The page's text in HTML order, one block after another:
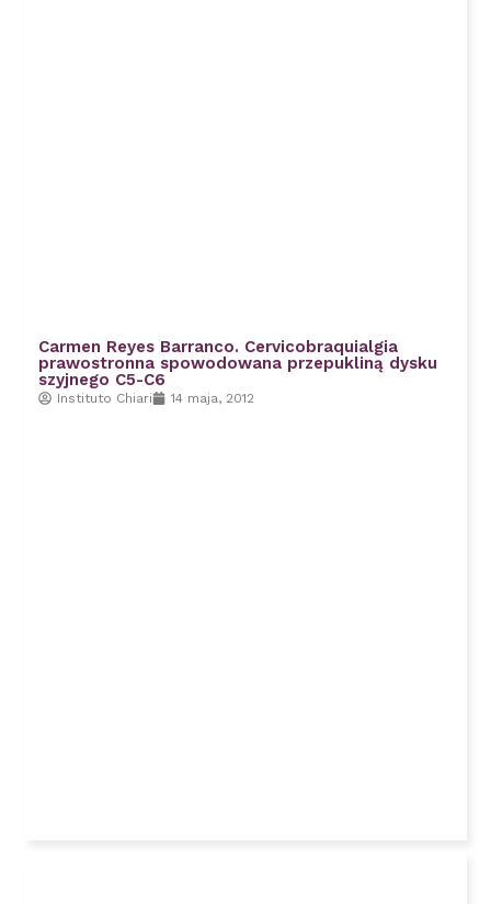
Carmen Reyes Barranco. Cervicobraquialgia
prawostronna spowodowana przepukliną dysku
szyjnego C5-C6
Instituto Chiari 14 maja, 2012